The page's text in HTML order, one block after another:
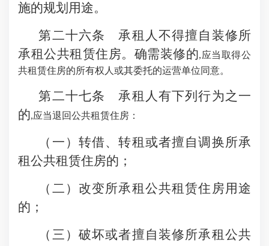
施的规划用途。
第二十六条 承租人不得擅自装修所
承租公共租赁住房。确需装修的,应当取得公
共租赁住房的所有权人或其委托的运营单位同意。
第二十七条 承租人有下列行为之一
的,应当退回公共租赁住房：
（一）转借、转租或者擅自调换所承
租公共租赁住房的；
（二）改变所承租公共租赁住房用途
的；
（三）破坏或者擅自装修所承租公共